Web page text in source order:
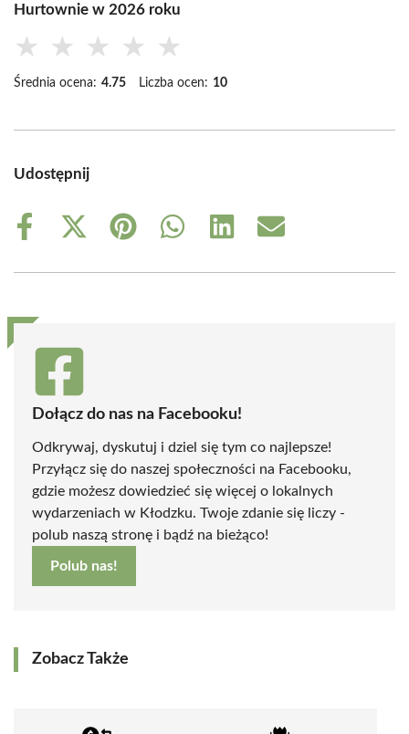
Hurtownie w 2026 roku
★ ★ ★ ★ ★
Średnia ocena: 4.75 Liczba ocen: 10
Udostępnij
Share
Share
(Twitter)
Share
Share
Share
Share
Dołącz do nas na Facebooku!
Odkrywaj, dyskutuj i dziel się tym co najlepsze!
Przyłącz się do naszej społeczności na Facebooku,
gdzie możesz dowiedzieć się więcej o lokalnych
wydarzeniach w Kłodzku. Twoje zdanie się liczy -
polub naszą stronę i bądź na bieżąco!
Polub nas!
Zobacz Także